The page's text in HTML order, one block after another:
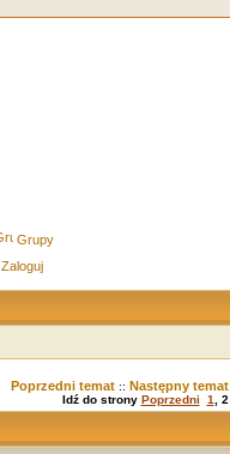
Grupy
Zaloguj
Poprzedni temat:: Następny temat
Idź do strony Poprzedni 1 2